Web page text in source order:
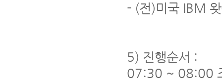
- (전)미국 IBM
5) 진행순서 :
07:30 ~ 08:00